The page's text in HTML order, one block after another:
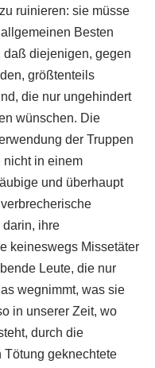
ruinieren: sie müsse
Besten
daß diejenigen, gegen
größtenteils
die nur ungehindert
wünschen. Die
der Truppen
nicht in einem
und überhaupt
darin, ihre
keineswegs Missetäter
Leute, die nur
wegnimmt, was sie
in unserer Zeit, wo
durch die
Tötung geknechtete